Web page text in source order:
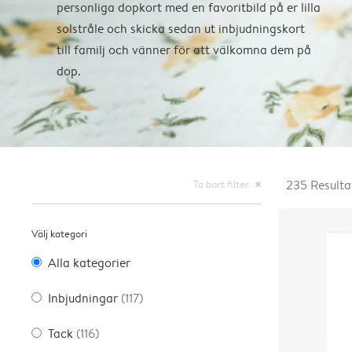
personliga dopkort med en favoritbild på er lilla
solstråle och skicka sedan ut inbjudningskort
till familj och vänner för att välkomna dem på
dop.
Ta bort filter close
Välj kategori
Alla kategorier
Inbjudningar (117)
Tack (116)
235